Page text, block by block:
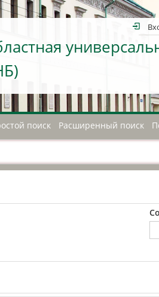
поиск Расширенный поиск